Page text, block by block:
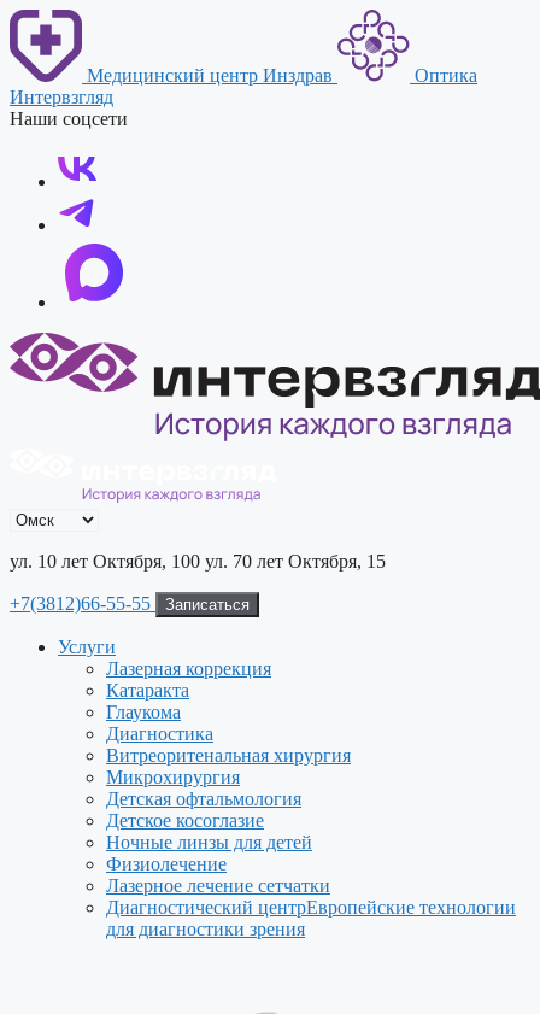
Перейти
содержимому
Медицинский центр Инздрав
Оптика
Интервзгляд
Наши соцсети
ул. 10 лет Октября, 100 ул. 70 лет Октября, 15
+7(3812)66-55-55 Записаться
Услуги
Лазерная коррекция
Катаракта
Глаукома
Диагностика
Витреоритенальная хирургия
Микрохирургия
Детская офтальмология
Детское косоглазие
Ночные линзы для детей
Физиолечение
Лазерное лечение сетчатки
Диагностический центрЕвропейские технологии
для диагностики зрения